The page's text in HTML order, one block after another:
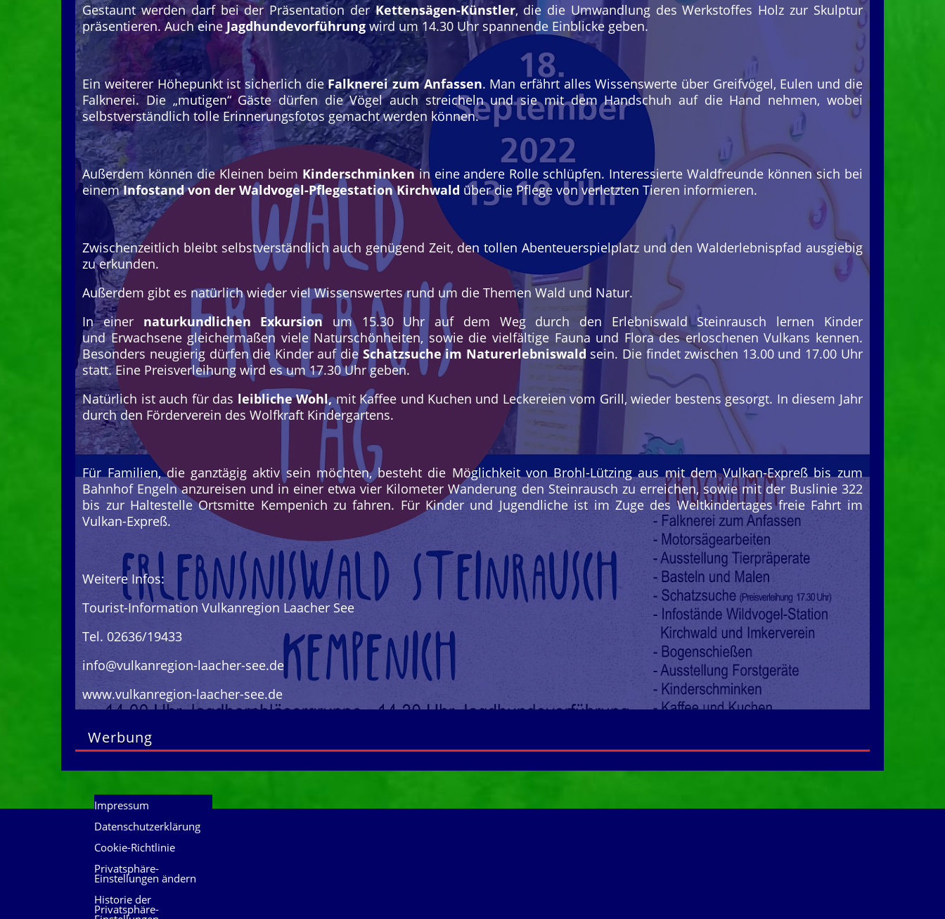
Gestaunt werden darf bei der Präsentation derKettensägen-Künstler, die die Umwandlung des Werkstoffes Holz zur Skulptur
präsentieren. Auch eine Jagdhundevorführung wird um 14.30 Uhr spannende Einblicke geben.
Ein weiterer Höhepunkt ist sicherlich dieFalknerei zum Anfassen. Man erfährt alles Wissenswerte über Greifvögel, Eulen und die
Falknerei. Die „mutigen“ Gäste dürfen die Vögel auch streicheln und sie mit dem Handschuh auf die Hand nehmen, wobei
selbstverständlich tolle Erinnerungsfotos gemacht werden können.
Außerdem können die Kleinen beim Kinderschminkenin eine andere Rolle schlüpfen. Interessierte Waldfreunde können sich bei
einemInfostand von der Waldvogel-Pflegestation Kirchwald über die Pflege von verletzten Tieren informieren.
Zwischenzeitlich bleibt selbstverständlich auch genügend Zeit, den tollen Abenteuerspielplatz und den Walderlebnispfad ausgiebig
zu erkunden.
Außerdem gibt es natürlich wieder viel Wissenswertes rund um die Themen Wald und Natur.
In einer naturkundlichen Exkursion um 15.30 Uhr auf dem Weg durch den Erlebniswald Steinrausch lernen Kinder
und Erwachsene gleichermaßen viele Naturschönheiten, sowie die vielfältige Fauna und Flora des erloschenen Vulkans kennen.
Besonders neugierig dürfen die Kinder auf die Schatzsuche im Naturerlebniswald sein. Die findet zwischen 13.00 und 17.00 Uhr
statt. Eine Preisverleihung wird es um 17.30 Uhr geben.
Natürlich ist auch für das leibliche Wohl,mit Kaffee und Kuchen und Leckereien vom Grill, wieder bestens gesorgt. In diesem Jahr
durch den Förderverein des Wolfkraft Kindergartens.
Für Familien, die ganztägig aktiv sein möchten, besteht die Möglichkeit von Brohl-Lützing aus mit dem Vulkan-Expreß bis zum
Bahnhof Engeln anzureisen und in einer etwa vier Kilometer Wanderung den Steinrausch zu erreichen, sowie mit der Buslinie 322
bis zur Haltestelle Ortsmitte Kempenich zu fahren. Für Kinder und Jugendliche ist im Zuge des Weltkindertages freie Fahrt im
Vulkan-Expreß.
Weitere Infos:
Tourist-Information Vulkanregion Laacher See
Tel. 02636/19433
info@vulkanregion-laacher-see.de
www.vulkanregion-laacher-see.de
Werbung
Impressum
Datenschutzerklärung
Cookie-Richtlinie
Privatsphäre-
Einstellungen ändern
Historie der
Privatsphäre-